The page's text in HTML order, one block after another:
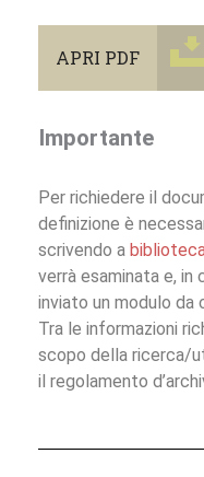
APRI PDF
Importante
Per richiedere il
definizione è
scrivendo a
verrà esaminata e, in
inviato un modulo
Tra le informazioni
scopo della ricerca/
il regolamento